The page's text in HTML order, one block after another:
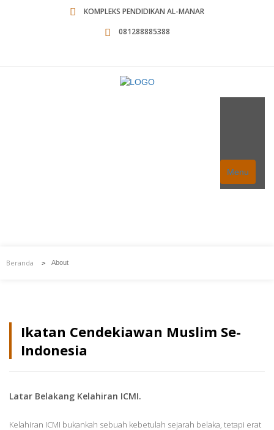
KOMPLEKS PENDIDIKAN AL-MANAR
081288885388
Menu
Beranda > About
Ikatan Cendekiawan Muslim Se-
Indonesia
Latar Belakang Kelahiran ICMI.
Kelahiran ICMI bukankah sebuah kebetulah sejarah belaka, tetapi erat